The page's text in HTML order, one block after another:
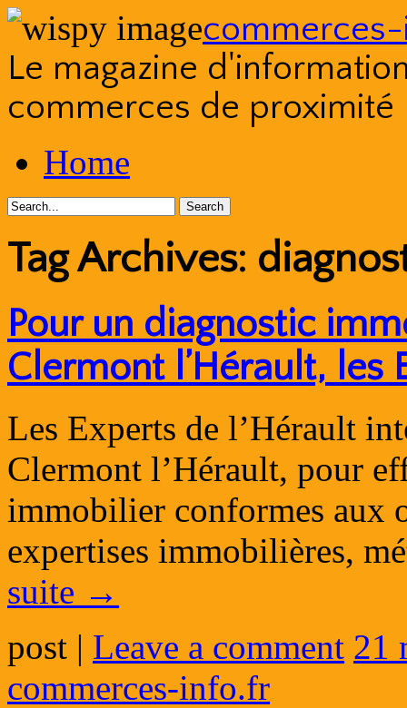
Le magazine
commerces de proximité
to
contentHome
Tag Archives:
Pour un diagnostic
Clermont l’Hérault, les
Les Experts de l’Hérault
Clermont l’Hérault, pour
immobilier conformes aux
expertises immobilières,
suite →
post | Leave a comment 21
commerces-info.fr